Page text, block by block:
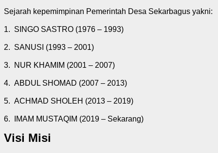
Sejarah kepemimpinan Pemerintah Desa Sekarbagus yakni:
1. SINGO SASTRO (1976 – 1993)
2. SANUSI (1993 – 2001)
3. NUR KHAMIM (2001 – 2007)
4. ABDUL SHOMAD (2007 – 2013)
5. ACHMAD SHOLEH (2013 – 2019)
6. IMAM MUSTAQIM (2019 – Sekarang)
Visi Misi